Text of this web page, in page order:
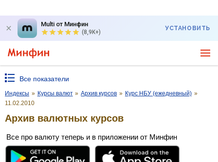
Multi от Минфин
(8,9K+)
УСТАНОВИТЬ
Все показатели
Индексы » Курсы валют » Архив курсов » Курс НБУ (ежедневный) »
11.02.2010
Архив валютных курсов
Все про валюту теперь и в приложении от Минфин